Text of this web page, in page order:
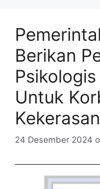
Berikan
Untuk
24 Desember 2024